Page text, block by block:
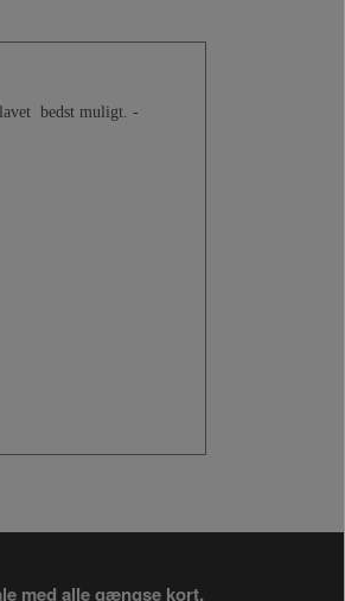
bedst muligt. -
med alle gængse kort,